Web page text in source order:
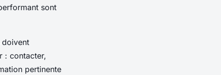
sont
doivent
: contacter,
pertinente